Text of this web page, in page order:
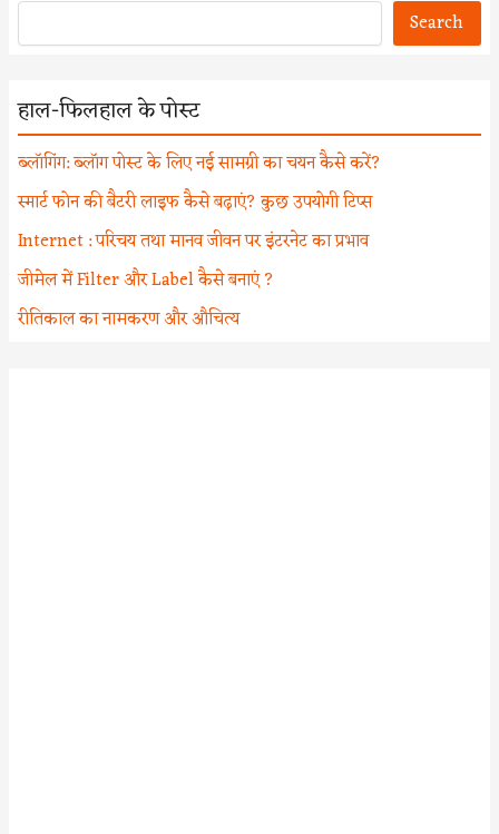
Search
हाल-फिलहाल के पोस्ट
ब्लॉगिंग: ब्लॉग पोस्ट के लिए नई सामग्री का चयन कैसे करें?
स्मार्ट फोन की बैटरी लाइफ कैसे बढ़ाएं? कुछ उपयोगी टिप्स
Internet : परिचय तथा मानव जीवन पर इंटरनेट का प्रभाव
जीमेल में Filter और Label कैसे बनाएं ?
रीतिकाल का नामकरण और औचित्य